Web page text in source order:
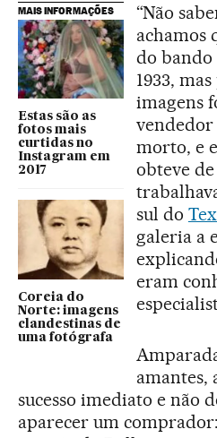
MAIS INFORMAÇÕES
Estas são as
fotos mais
curtidas no
Instagram em
2017
Coreia do
Norte: imagens
clandestinas de
uma fotógrafa
“Não
achamos
do bando
1933,
imagens
morto, e
obteve
sul do
galeria a
eram
amantes,
sucesso imediato e não
aparecer um